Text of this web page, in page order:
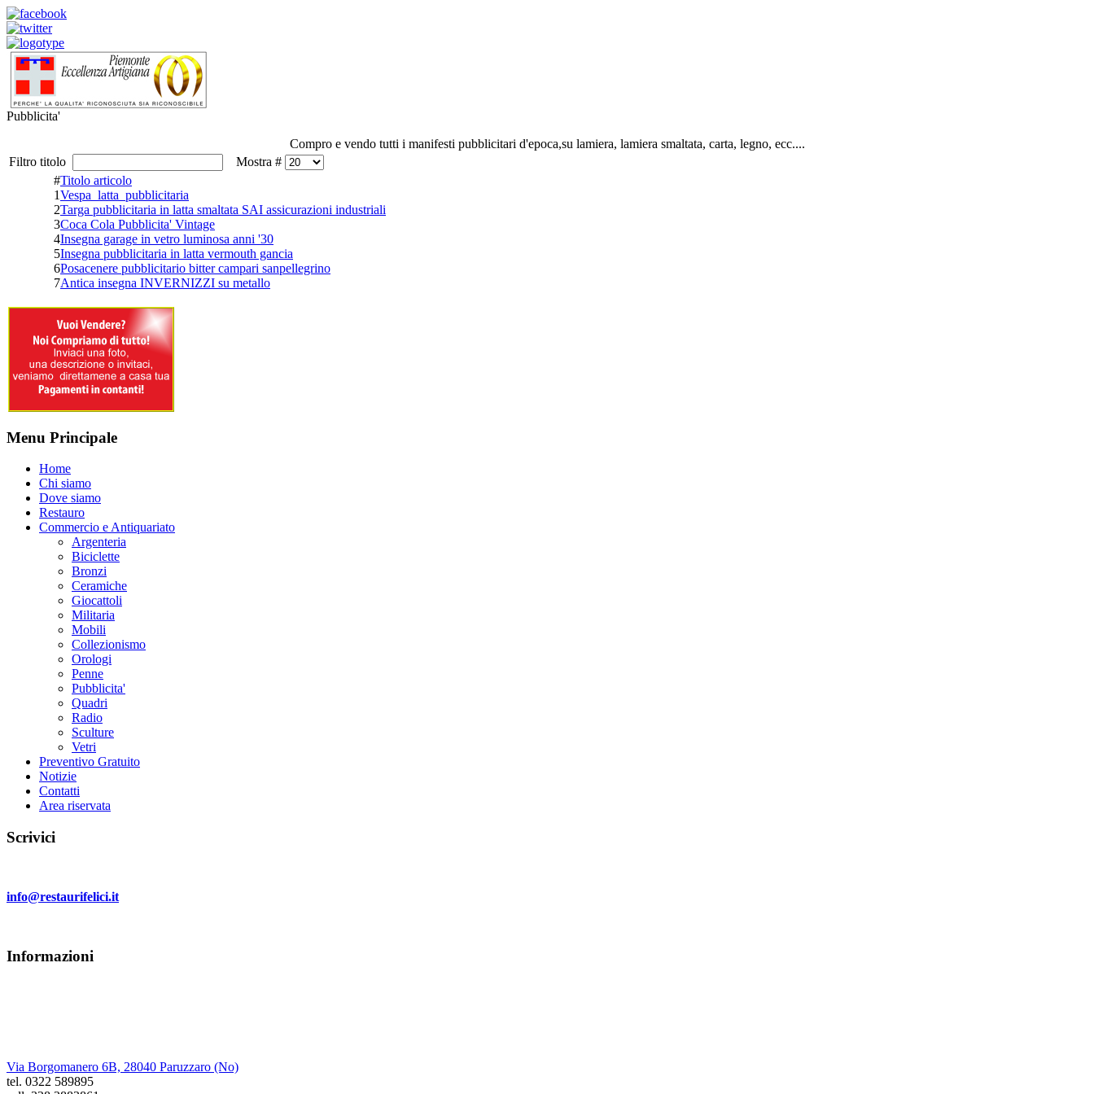
Pubblicita'
Compro e vendo tutti i manifesti pubblicitari d'epoca,su lamiera, lamiera smaltata, carta, legno, ecc....
Filtro titolo
Mostra #
#Titolo articolo
1Vespa_latta_pubblicitaria
2Targa pubblicitaria in latta smaltata SAI assicurazioni industriali
3Coca Cola Pubblicita' Vintage
4Insegna garage in vetro luminosa anni '30
5Insegna pubblicitaria in latta vermouth gancia
6Posacenere pubblicitario bitter campari sanpellegrino
7Antica insegna INVERNIZZI su metallo
Menu Principale
Home
Chi siamo
Dove siamo
Restauro
Commercio e Antiquariato
Argenteria
Biciclette
Bronzi
Ceramiche
Giocattoli
Militaria
Mobili
Collezionismo
Orologi
Penne
Pubblicita'
Quadri
Radio
Sculture
Vetri
Preventivo Gratuito
Notizie
Contatti
Area riservata
Scrivici
info@restaurifelici.it
Informazioni
Via Borgomanero 6B, 28040 Paruzzaro (No)
tel. 0322 589895